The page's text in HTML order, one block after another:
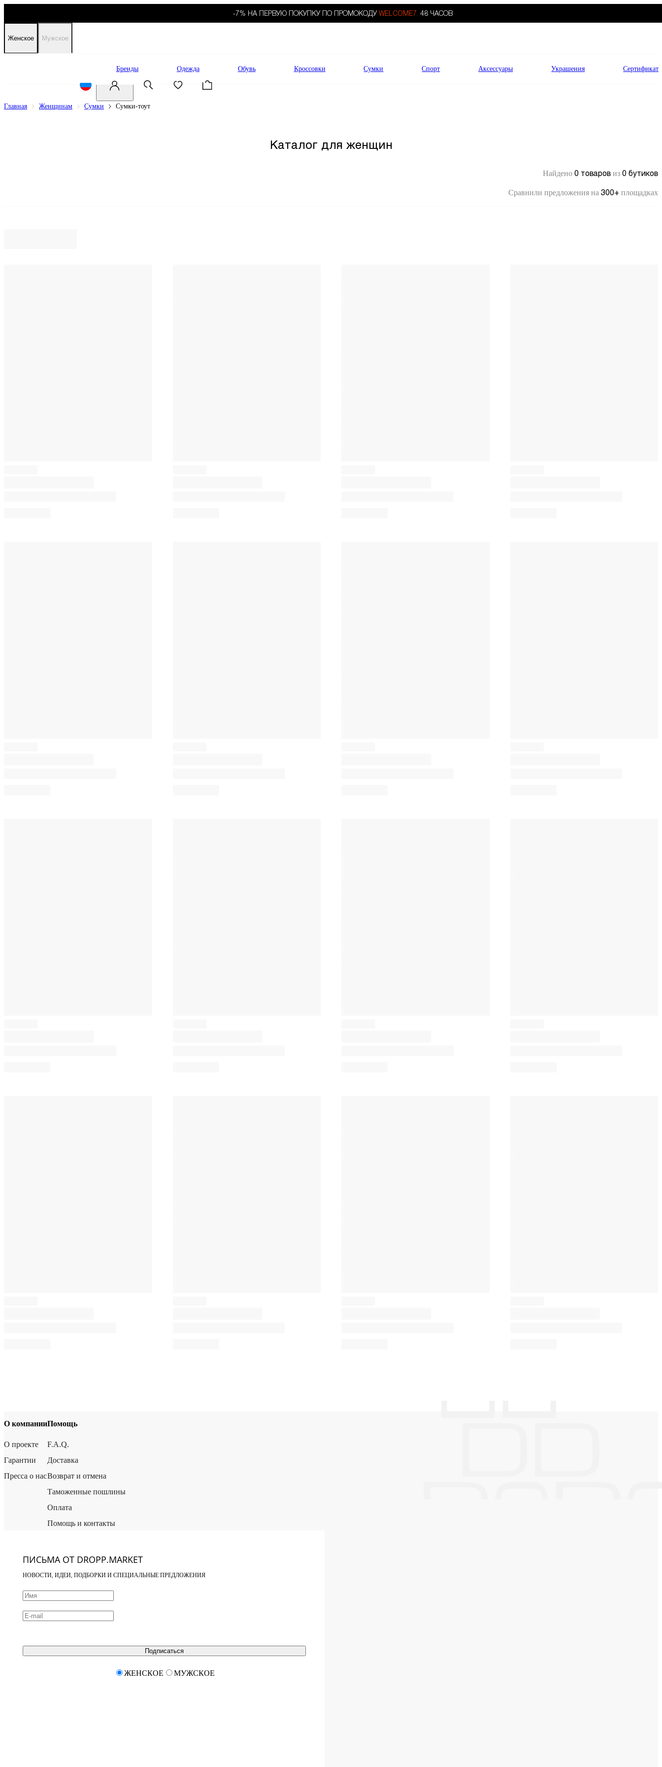
-7% НА ПЕРВУЮ ПОКУПКУ ПО ПРОМОКОДУ WELCOME7. 48 ЧАСОВ
Женское Мужское
Бренды Одежда Обувь Кроссовки Сумки Спорт Аксессуары Украшения Сертификат
Главная Женщинам Сумки Сумки-тоут
Каталог для женщин
Найдено 0 товаров из 0 бутиков
Сравнили предложения на 300+ площадках
О компании
О проекте
Гарантии
Пресса о нас
Помощь
F.A.Q.
Доставка
Возврат и отмена
Таможенные пошлины
Оплата
Помощь и контакты
ПИСЬМА ОТ DROPP.MARKET
НОВОСТИ, ИДЕИ, ПОДБОРКИ И СПЕЦИАЛЬНЫЕ ПРЕДЛОЖЕНИЯ
Подписаться
ЖЕНСКОЕ МУЖСКОЕ